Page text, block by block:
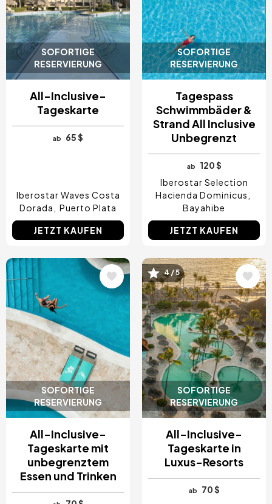
SOFORTIGE
RESERVIERUNG
All-Inclusive-
Tageskarte
ab 65 $
Iberostar Waves Costa
Dorada
Puerto Plata
JETZT KAUFEN
SOFORTIGE
RESERVIERUNG
Tagespass
Schwimmbäder &
Strand All Inclusive
Unbegrenzt
ab
120 $
Iberostar Selection
Hacienda Dominicus
Bayahibe
JETZT KAUFEN
SOFORTIGE
RESERVIERUNG
Bild
All-Inclusive-
Tageskarte mit
unbegrenztem
Essen und Trinken
SOFORTIGE
RESERVIERUNG
Bild4 / 5
All-Inclusive-
Tageskarte in
Luxus-Resorts
ab
70 $